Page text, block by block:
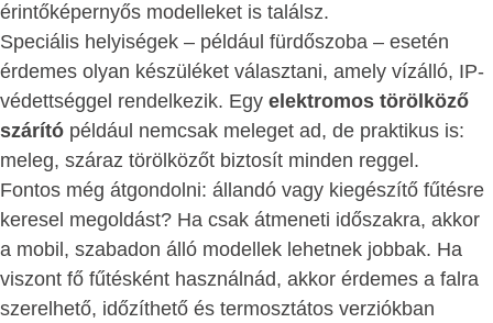
érintőképernyős modelleket is találsz.
Speciális helyiségek – például fürdőszoba – esetén
érdemes olyan készüléket választani, amely vízálló, IP-
védettséggel rendelkezik. Egy elektromos törölköző
szárító például nemcsak meleget ad, de praktikus is:
meleg, száraz törölközőt biztosít minden reggel.
Fontos még átgondolni: állandó vagy kiegészítő fűtésre
keresel megoldást? Ha csak átmeneti időszakra, akkor
a mobil, szabadon álló modellek lehetnek jobbak. Ha
viszont fő fűtésként használnád, akkor érdemes a falra
szerelhető, időzíthető és termosztátos verziókban